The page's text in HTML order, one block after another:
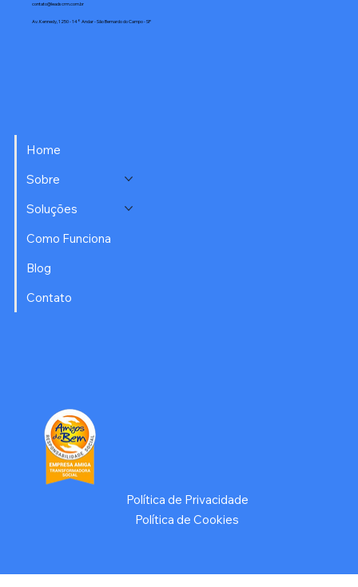
Home
Sobre
Soluções
Como Funciona
Blog
Contato
contato@leadscrm.com.br
Av. Kennedy, 1250 - 14° Andar - São Bernardo do Campo - SP
Política de Privacidade
Política de Cookies